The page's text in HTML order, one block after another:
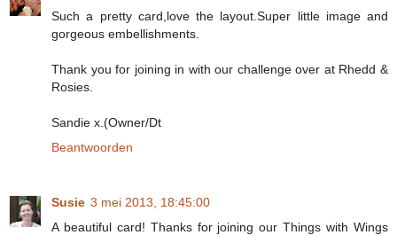
Such a pretty card,love the layout.Super little image and
gorgeous embellishments.
Thank you for joining in with our challenge over at Rhedd &
Rosies.
Sandie x.(Owner/Dt
Beantwoorden
Susie 3 mei 2013, 18:45:00
A beautiful card! Thanks for joining our Things with Wings